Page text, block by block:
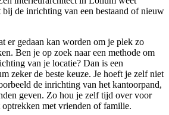
de inrichting van een bestaand of nieuw
er gedaan kan worden om je plek zo
Ben je op zoek naar een methode om
van je locatie? Dan is een
zeker de beste keuze. Je hoeft je zelf niet
de inrichting van het kantoorpand,
geven. Zo hou je zelf tijd over voor
met vrienden of familie.